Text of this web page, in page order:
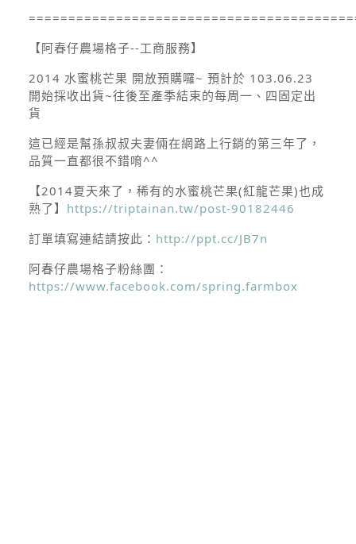
【阿春仔農場格子--工商服務】
2014 水蜜桃芒果 開放預購囉~ 預計於 103.06.23
開始採收出貨~往後至產季結束的每周一、四固定出
貨
這已經是幫孫叔叔夫妻倆在網路上行銷的第三年了，
品質一直都很不錯唷^^
【2014夏天來了，稀有的水蜜桃芒果(紅龍芒果)也成
熟了】 https://triptainan.tw/post-90182446
訂單填寫連結請按此： http://ppt.cc/JB7n
阿春仔農場格子粉絲團：
https://www.facebook.com/spring.farmbox